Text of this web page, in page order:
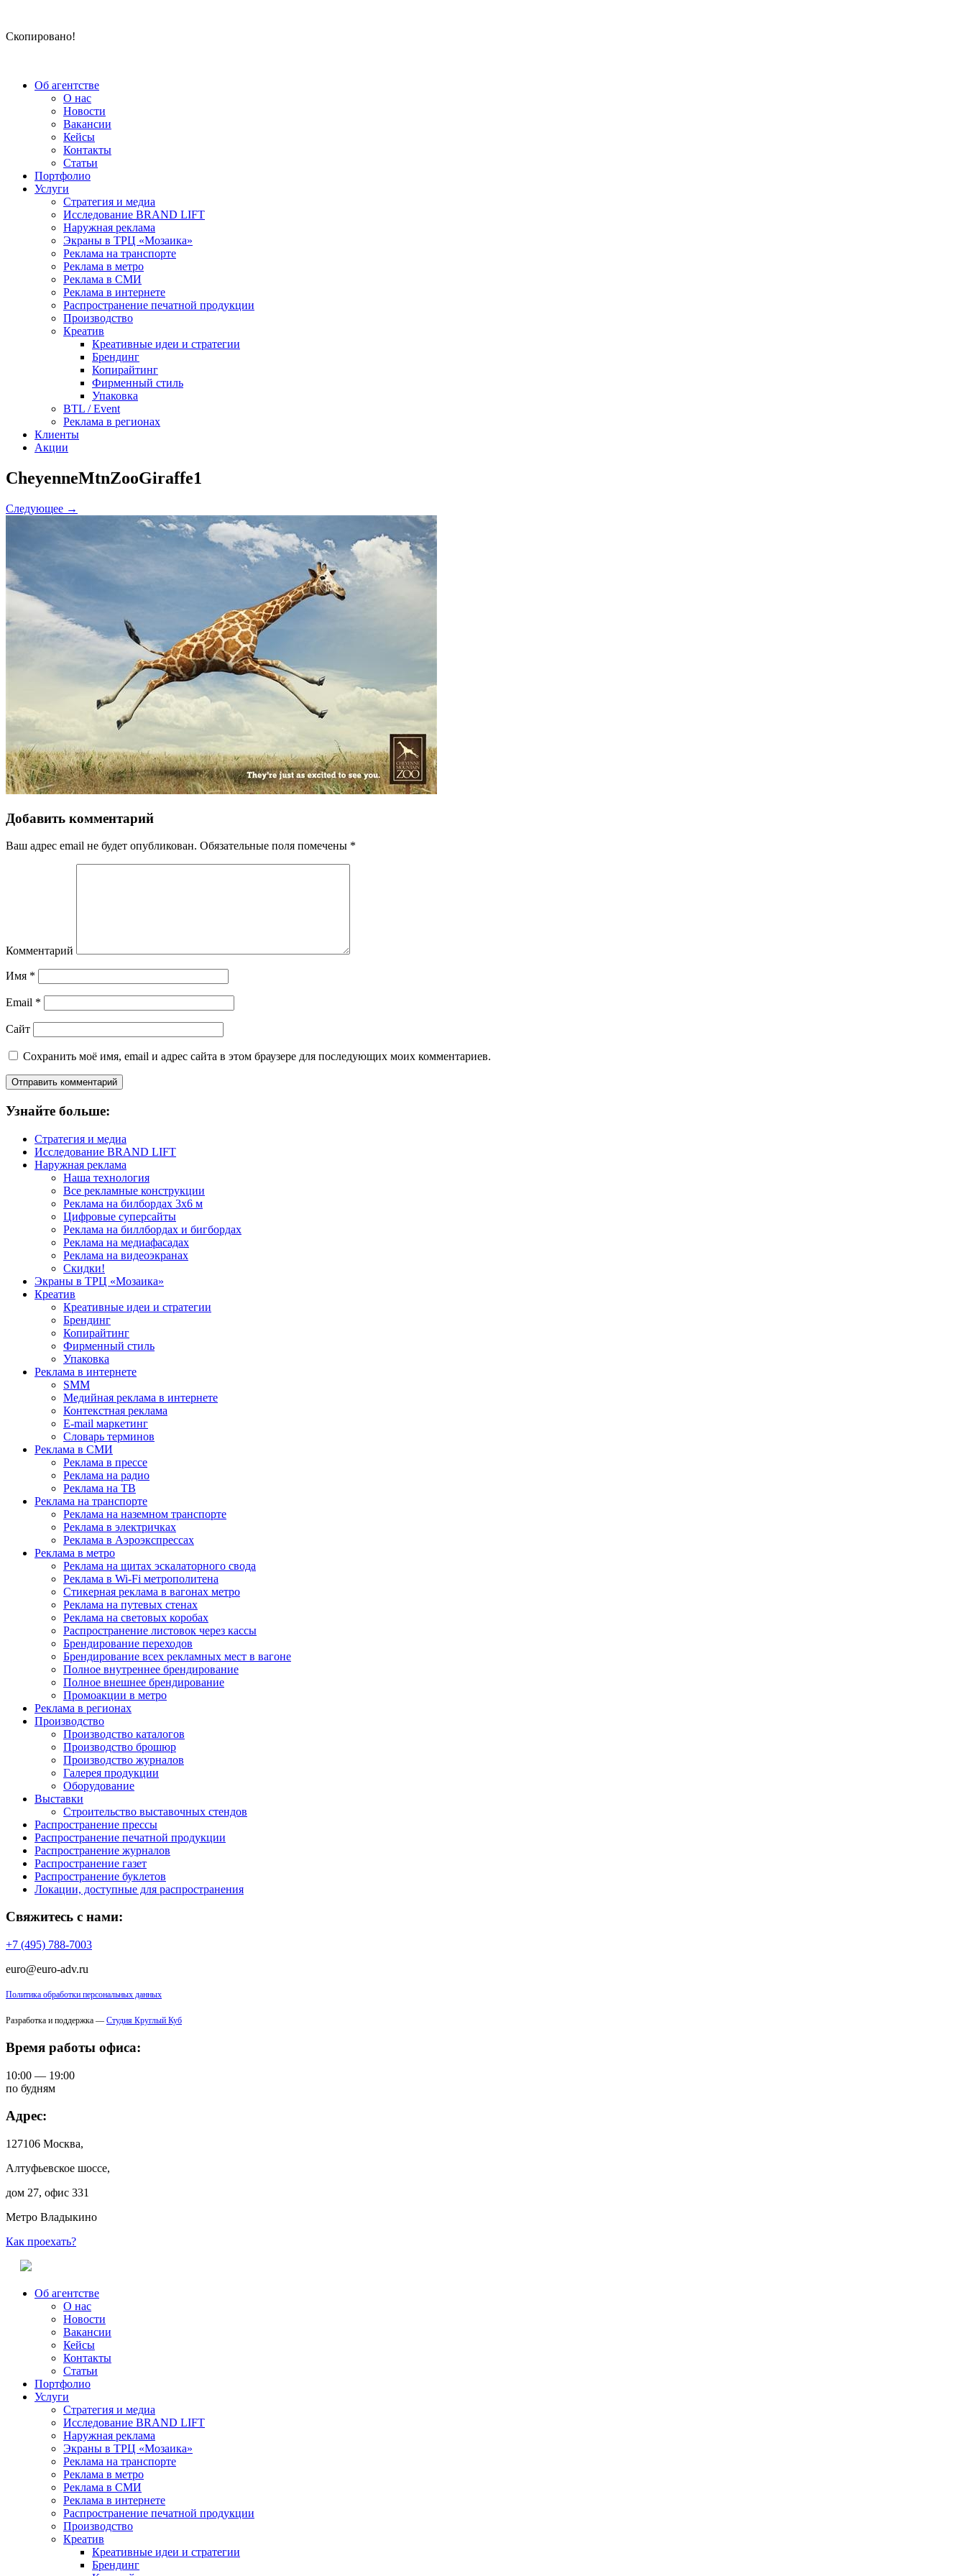
Скопировано!
Об агентстве
О нас
Новости
Вакансии
Кейсы
Контакты
Статьи
Портфолио
Услуги
Стратегия и медиа
Исследование BRAND LIFT
Наружная реклама
Экраны в ТРЦ «Мозаика»
Реклама на транспорте
Реклама в метро
Реклама в СМИ
Реклама в интернете
Распространение печатной продукции
Производство
Креатив
Креативные идеи и стратегии
Брендинг
Копирайтинг
Фирменный стиль
Упаковка
BTL / Event
Реклама в регионах
Клиенты
Акции
CheyenneMtnZooGiraffe1
Следующее →
Добавить комментарий
Ваш адрес email не будет опубликован. Обязательные поля помечены *
Комментарий
Имя *
Email *
Сайт
Сохранить моё имя, email и адрес сайта в этом браузере для последующих моих комментариев.
Узнайте больше:
Стратегия и медиа
Исследование BRAND LIFT
Наружная реклама
Наша технология
Все рекламные конструкции
Реклама на билбордах 3х6 м
Цифровые суперсайты
Реклама на биллбордах и бигбордах
Реклама на медиафасадах
Реклама на видеоэкранах
Скидки!
Экраны в ТРЦ «Мозаика»
Креатив
Креативные идеи и стратегии
Брендинг
Копирайтинг
Фирменный стиль
Упаковка
Реклама в интернете
SMM
Медийная реклама в интернете
Контекстная реклама
E-mail маркетинг
Словарь терминов
Реклама в СМИ
Реклама в прессе
Реклама на радио
Реклама на ТВ
Реклама на транспорте
Реклама на наземном транспорте
Реклама в электричках
Реклама в Аэроэкспрессах
Реклама в метро
Реклама на щитах эскалаторного свода
Реклама в Wi-Fi метрополитена
Стикерная реклама в вагонах метро
Реклама на путевых стенах
Реклама на световых коробах
Распространение листовок через кассы
Брендирование переходов
Брендирование всех рекламных мест в вагоне
Полное внутреннее брендирование
Полное внешнее брендирование
Промоакции в метро
Реклама в регионах
Производство
Производство каталогов
Производство брошюр
Производство журналов
Галерея продукции
Оборудование
Выставки
Строительство выставочных стендов
Распространение прессы
Распространение печатной продукции
Распространение журналов
Распространение газет
Распространение буклетов
Локации, доступные для распространения
Свяжитесь с нами:
+7 (495) 788-7003
euro@euro-adv.ru
Политика обработки персональных данных
Разработка и поддержка — Студия Круглый Куб
Время работы офиса:
10:00 — 19:00
по будням
Адрес:
127106 Москва,
Алтуфьевское шоссе,
дом 27, офис 331
Метро Владыкино
Как проехать?
Об агентстве
О нас
Новости
Вакансии
Кейсы
Контакты
Статьи
Портфолио
Услуги
Стратегия и медиа
Исследование BRAND LIFT
Наружная реклама
Экраны в ТРЦ «Мозаика»
Реклама на транспорте
Реклама в метро
Реклама в СМИ
Реклама в интернете
Распространение печатной продукции
Производство
Креатив
Креативные идеи и стратегии
Брендинг